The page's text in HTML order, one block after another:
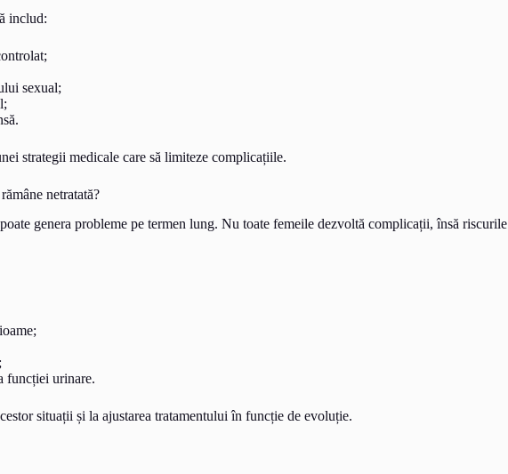
includ:
sexual;
strategii medicale care să limiteze complicațiile.
netratată?
genera probleme pe termen lung. Nu toate femeile dezvoltă complicații, însă riscurile
funcției urinare.
situații și la ajustarea tratamentului în funcție de evoluție.